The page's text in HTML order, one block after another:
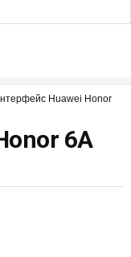
Huawei Honor
6A